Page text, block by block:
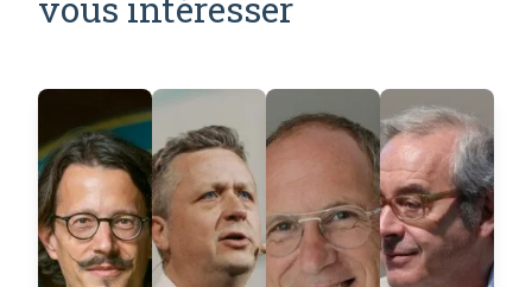
vous intéresser